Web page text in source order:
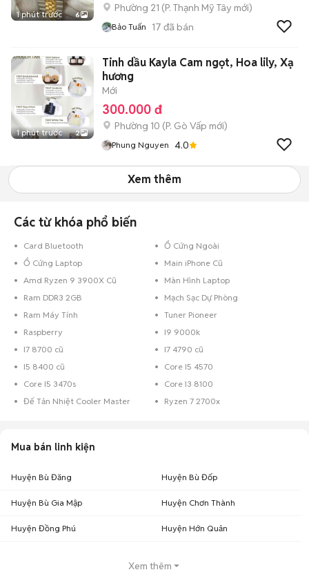
1 phút trước 6
Phường 21 (P. Thạnh Mỹ Tây mới)
Bảo Tuấn 17 đã bán
1 phút trước 2
Tinh dầu Kayla Cam ngọt, Hoa lily, Xạ
hương
Mới
300.000 đ
Phường 10 (P. Gò Vấp mới)
Phung Nguyen 4.0
Xem thêm
Các từ khóa phổ biến
Card Bluetooth
Ổ Cứng Ngoài
Ổ Cứng Laptop
Main iPhone Cũ
Amd Ryzen 9 3900X Cũ
Màn Hình Laptop
Ram DDR3 2GB
Mạch Sạc Dự Phòng
Ram Máy Tính
Tuner Pioneer
Raspberry
I9 9000k
I7 8700 cũ
I7 4790 cũ
I5 8400 cũ
Core I5 4570
Core I5 3470s
Core I3 8100
Đế Tản Nhiệt Cooler Master
Ryzen 7 2700x
Mua bán linh kiện
Huyện Bù Đăng Huyện Bù Đốp
Huyện Bù Gia Mập Huyện Chơn Thành
Huyện Đồng Phú Huyện Hớn Quản
Xem thêm